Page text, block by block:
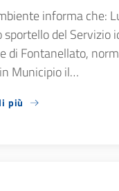
informa che:
sportello del Servizio
di Fontanellato,
Municipio il…
più